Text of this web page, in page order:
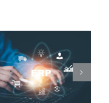
ERP
intelligente:
come le PMI
trasformano i